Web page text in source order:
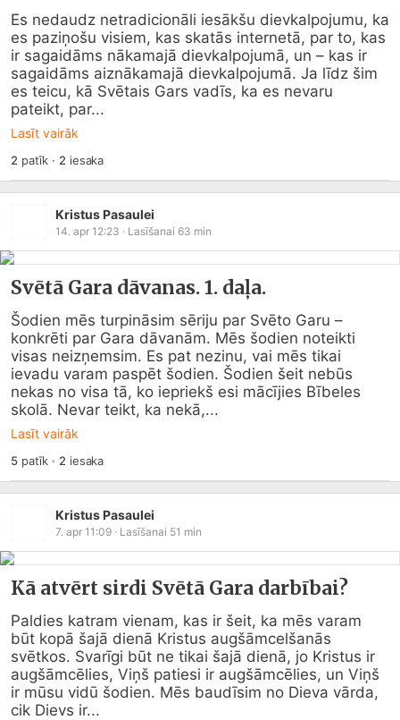
Es nedaudz netradicionāli iesākšu dievkalpojumu, ka
es paziņošu visiem, kas skatās internetā, par to, kas
ir sagaidāms nākamajā dievkalpojumā, un – kas ir
sagaidāms aiznākamajā dievkalpojumā. Ja līdz šim
es teicu, kā Svētais Gars vadīs, ka es nevaru
pateikt, par...
Lasīt vairāk
2 patīk · 2 iesaka
Kristus Pasaulei
14. apr 12:23 · Lasīšanai 63 min
Svētā Gara dāvanas. 1. daļa.
Šodien mēs turpināsim sēriju par Svēto Garu –
konkrēti par Gara dāvanām. Mēs šodien noteikti
visas neizņemsim. Es pat nezinu, vai mēs tikai
ievadu varam paspēt šodien. Šodien šeit nebūs
nekas no visa tā, ko iepriekš esi mācījies Bībeles
skolā. Nevar teikt, ka nekā,...
Lasīt vairāk
5patīk · 2 iesaka
Kristus Pasaulei
7. apr 11:09 · Lasīšanai 51 min
Kā atvērt sirdi Svētā Gara darbībai?
Paldies katram vienam, kas ir šeit, ka mēs varam
būt kopā šajā dienā Kristus augšāmcelšanās
svētkos. Svarīgi būt ne tikai šajā dienā, jo Kristus ir
augšāmcēlies, Viņš patiesi ir augšāmcēlies, un Viņš
ir mūsu vidū šodien. Mēs baudīsim no Dieva vārda,
cik Dievs ir...